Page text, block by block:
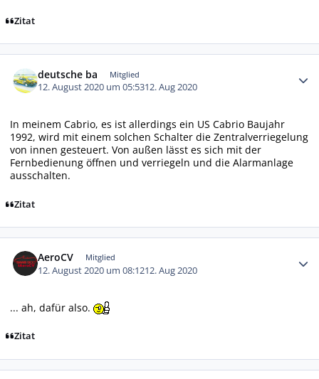
Zitat
deutsche ba Mitglied
12. August 2020 um 05:5312. Aug 2020
In meinem Cabrio, es ist allerdings ein US Cabrio Baujahr
1992, wird mit einem solchen Schalter die Zentralverriegelung
von innen gesteuert. Von außen lässt es sich mit der
Fernbedienung öffnen und verriegeln und die Alarmanlage
ausschalten.
Zitat
AeroCV Mitglied
12. August 2020 um 08:1212. Aug 2020
... ah, dafür also.
Zitat